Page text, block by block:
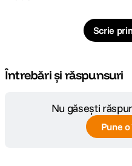
Scrie
Întrebări și răspunsuri
Nu găsești
Pune